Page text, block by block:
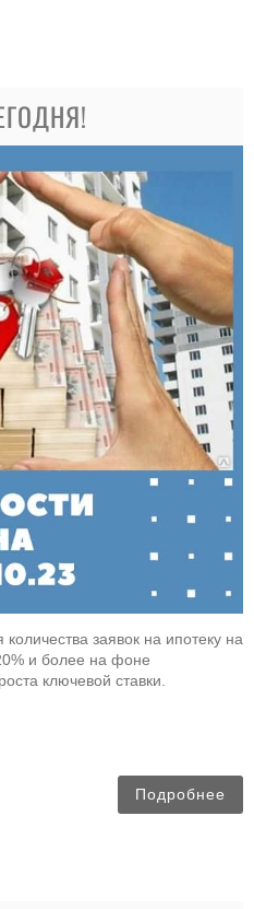
заявок на ипотеку на
и более на фоне
ключевой ставки.
Подробнее